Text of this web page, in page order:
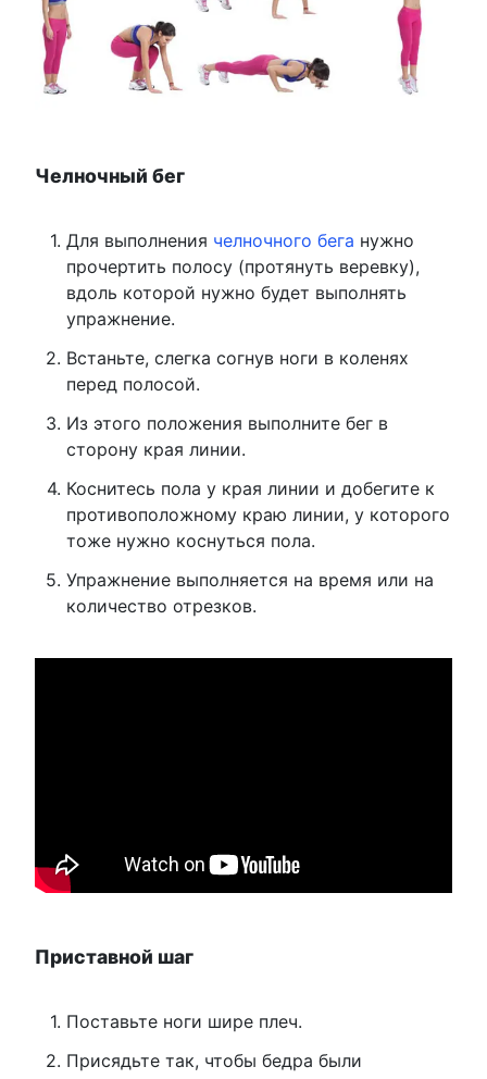
Челночный бег
Для выполнения челночного бега нужно
прочертить полосу (протянуть веревку),
вдоль которой нужно будет выполнять
упражнение.
Встаньте, слегка согнув ноги в коленях
перед полосой.
Из этого положения выполните бег в
сторону края линии.
Коснитесь пола у края линии и добегите к
противоположному краю линии, у которого
тоже нужно коснуться пола.
Упражнение выполняется на время или на
количество отрезков.
Приставной шаг
Поставьте ноги шире плеч.
Присядьте так, чтобы бедра были